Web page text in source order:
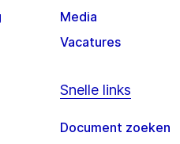
Media
Vacatures
Snelle links
Document zoeken